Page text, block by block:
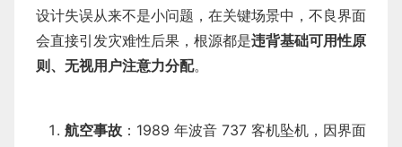
设计失误从来不是小问题，在关键场景中，不良界面
会直接引发灾难性后果，根源都是违背基础可用性原
则、无视用户注意力分配。
航空事故 ：1989 年波音 737 客机坠机，因界面